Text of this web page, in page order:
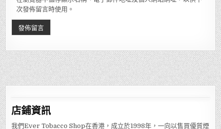
次發佈留言時使用。
店鋪資訊
我們Ever Tobacco Shop在香港，成立於1998年，一向以售買優質煙